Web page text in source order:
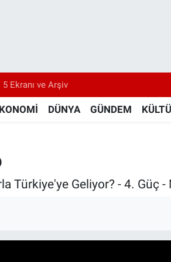
5 Ekranı ve Arşiv
DÜNYA GÜNDEM
Türkiye'ye Geliyor? - 4. Güç